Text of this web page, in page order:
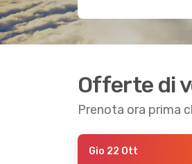
Offerte di
Prenota ora prima
Gio 22 Ott